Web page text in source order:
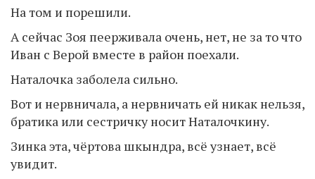
На том и порешили.
А сейчас Зоя пеерживала очень, нет, не за то что
Иван с Верой вместе в район поехали.
Наталочка заболела сильно.
Вот и нервничала, а нервничать ей никак нельзя,
братика или сестричку носит Наталочкину.
Зинка эта, чёртова шкындра, всё узнает, всё
увидит.